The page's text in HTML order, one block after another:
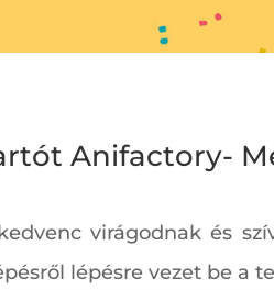
Anifactory-
virágodnak és
lépésre vezet be a